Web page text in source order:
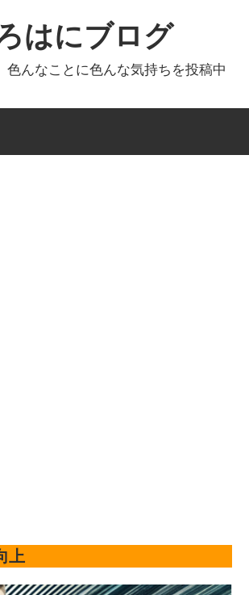
はにブログ
色んなことに色んな気持ちを投稿中
上